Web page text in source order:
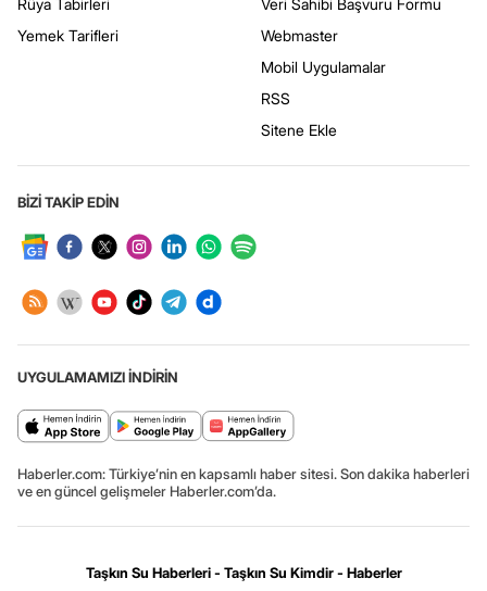
Rüya Tabirleri
Yemek Tarifleri
Veri Sahibi Başvuru Formu
Webmaster
Mobil Uygulamalar
RSS
Sitene Ekle
BİZİ TAKİP EDİN
UYGULAMAMIZI İNDİRİN
Haberler.com: Türkiye’nin en kapsamlı haber sitesi. Son dakika haberleri
ve en güncel gelişmeler Haberler.com’da.
Taşkın Su Haberleri - Taşkın Su Kimdir - Haberler